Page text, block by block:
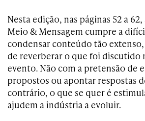
Nesta edição, nas páginas 52 a
Meio & Mensagem cumpre a
condensar conteúdo tão
de reverberar o que foi discutido
evento. Não com a pretensão de
propostos ou apontar respostas
contrário, o que se quer é
ajudem a indústria a evoluir.